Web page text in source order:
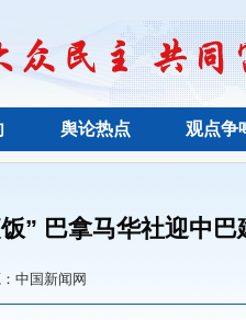
舆论热点 观点争
” 巴拿马华社迎中
中国新闻网